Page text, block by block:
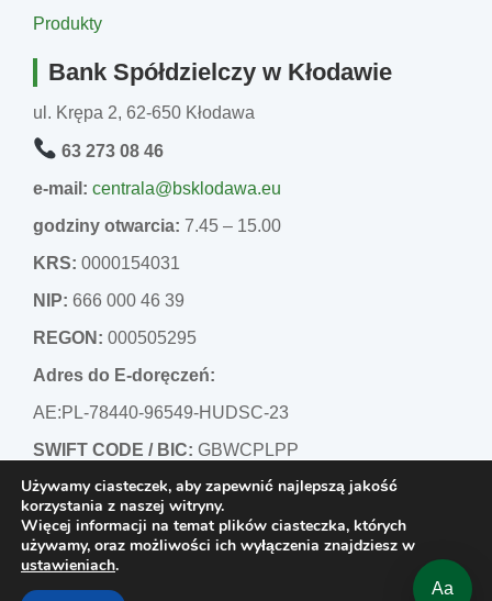
Produkty
Bank Spółdzielczy w Kłodawie
ul. Krępa 2, 62-650 Kłodawa
63 273 08 46
e-mail: centrala@bsklodawa.eu
godziny otwarcia: 7.45 – 15.00
KRS: 0000154031
NIP: 666 000 46 39
REGON: 000505295
Adres do E-doręczeń:
AE:PL-78440-96549-HUDSC-23
SWIFT CODE / BIC: GBWCPLPP
Bank Spółdzielczy w Kłodawie - wszystkie prawa
zastrzeżone Strona wykonana przez
Webajt - Konrad
Używamy ciasteczek, aby zapewnić najlepszą jakość
korzystania z naszej witryny.
Więcej informacji na temat plików ciasteczka, których
używamy, oraz możliwości ich wyłączenia znajdziesz w
ustawieniach.
Aa